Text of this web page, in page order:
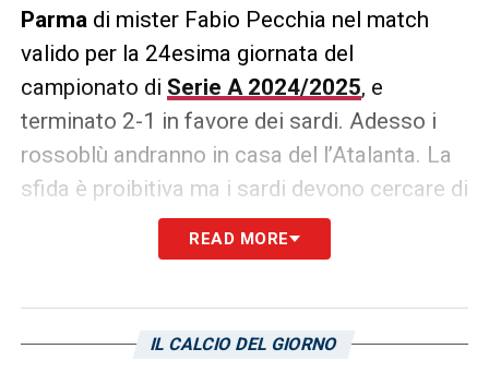
Parma di mister Fabio Pecchia nel match
valido per la 24esima giornata del
campionato di Serie A 2024/2025, e
terminato 2-1 in favore dei sardi. Adesso i
rossoblù andranno in casa del l’Atalanta. La
sfida è proibitiva ma i sardi devono cercare di
fare punti anche contro le big.
READ MORE
IL CALCIO DEL GIORNO